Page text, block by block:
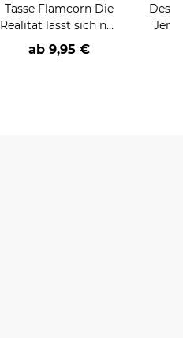
Tasse Flamcorn Die
Realität lässt sich nur
als Einhorn ertragen
ab 9,95 €